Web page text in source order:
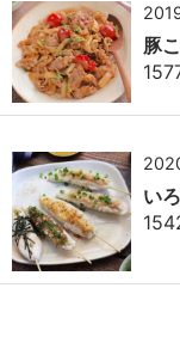
豚
い